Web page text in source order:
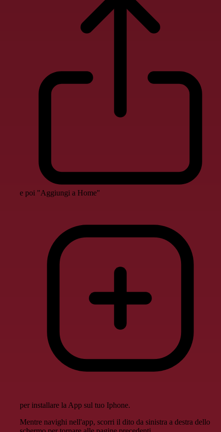
e poi "Aggiungi a Home"
per installare la App sul tuo Iphone.
Mentre navighi nell'app, scorri il dito da sinistra a destra dello